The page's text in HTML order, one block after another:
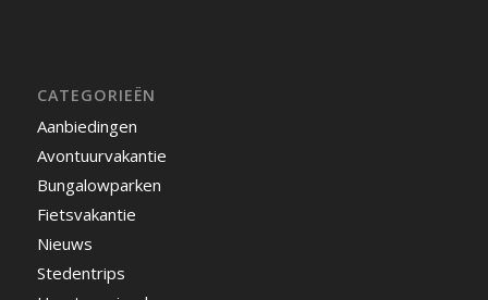
CATEGORIEËN
Aanbiedingen
Avontuurvakantie
Bungalowparken
Fietsvakantie
Nieuws
Stedentrips